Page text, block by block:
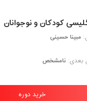
کودکان و نوجوانان
مبینا حسینی
بعدی: نامشخص
خرید دوره